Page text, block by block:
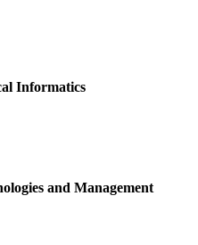
Informatics
and Management